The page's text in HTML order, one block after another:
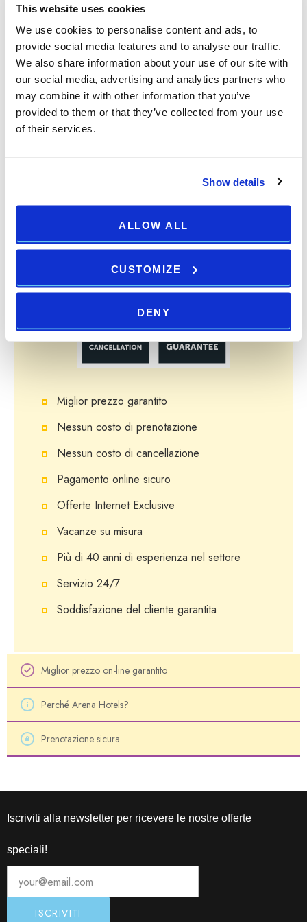
This website uses cookies
We use cookies to personalise content and ads, to
provide social media features and to analyse our traffic.
We also share information about your use of our site with
our social media, advertising and analytics partners who
may combine it with other information that you’ve
provided to them or that they’ve collected from your use
of their services.
Show details
ALLOW ALL
CUSTOMIZE
DENY
Piccolo Teatro Romano
Una notte istriana indimenticabile con
Alen Vitasović
06.07.2026
2 3 Next →
Miglior prezzo garantito
Nessun costo di prenotazione
Nessun costo di cancellazione
Pagamento online sicuro
Offerte Internet Exclusive
Vacanze su misura
Più di 40 anni di esperienza nel settore
Servizio 24/7
Soddisfazione del cliente garantita
Miglior prezzo on-line garantito
Perché Arena Hotels?
Prenotazione sicura
Iscriviti alla newsletter per ricevere le nostre offerte
speciali!